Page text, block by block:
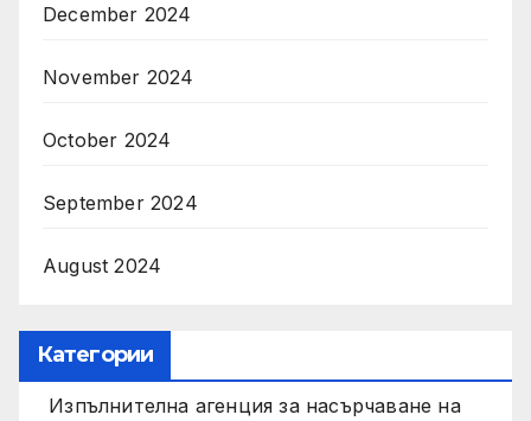
December 2024
November 2024
October 2024
September 2024
August 2024
Категории
Изпълнителна агенция за насърчаване на